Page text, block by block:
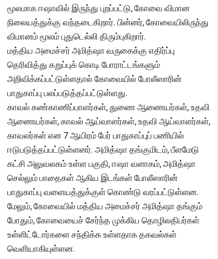
மூலமாக ஈஷாவில் இருந்து புறப்பட்டு, கோவை விமான
நிலையத்துக்கு வந்தடைகிறார். பின்னர், கோவையிலிருந்து
விமானம் மூலம் புதுடெல்லி திரும்புகிறார்.
மத்திய அமைச்சர் அமித்ஷா வருகைக்கு எதிர்ப்பு
தெரிவித்து கறுப்புக் கொடி போராட்டங்களும்
அறிவிக்கப்பட்டுள்ளதால் கோவையில் போலீஸாரின்
பாதுகாப்பு பலப்படுத்தப்பட்டுள்ளது.
காவல் கண்காணிப்பாளர்கள், துணை ஆணையர்கள், உதவி
ஆணையர்கள், காவல் ஆய்வாளர்கள், உதவி ஆய்வாளர்கள்,
காவலர்கள் என 7 ஆயிரம் பேர் பாதுகாப்புப் பணியில்
ஈடுபடுத்தப்பட்டுள்ளனர். அமித்ஷா தங்குமிடம், பீளமேடு
கட்சி அலுவலகம் உள்ள பகுதி, ஈஷா வளாகம், அமித்ஷா
செல்லும் பாதைகள் ஆகிய இடங்கள் போலீஸாரின்
பாதுகாப்பு வளையத்துக்குள் கொண்டு வரப்பட்டுள்ளன.
மேலும், கோவையில் மத்திய அமைச்சர் அமித்ஷா தங்கும்
போதும், கோவையைச் சேர்ந்த முக்கிய தொழிலதிபர்கள்
உள்ளிட்டோர்களை சந்திக்க உள்ளதாக தகவல்கள்
வெளியாகியுள்ளன.